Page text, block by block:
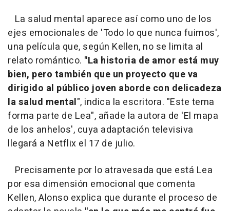
La salud mental aparece así como uno de los
ejes emocionales de 'Todo lo que nunca fuimos',
una película que, según Kellen, no se limita al
relato romántico. "La historia de amor está muy
bien, pero también que un proyecto que va
dirigido al público joven aborde con delicadeza
la salud mental", indica la escritora. "Este tema
forma parte de Lea", añade la autora de 'El mapa
de los anhelos', cuya adaptación televisiva
llegará a Netflix el 17 de julio.
Precisamente por lo atravesada que está Lea
por esa dimensión emocional que comenta
Kellen, Alonso explica que durante el proceso de